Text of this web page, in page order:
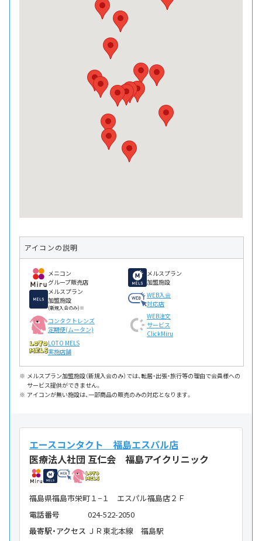
アイコンの説明
メニコン
グループ販売店
メルスプラン
加盟施設
メルスプラン
加盟施設
(新規入会のみ)※
WEB入会
対応店
コンタクトレンズ
定期便(ムータン)
WEB注文
サービス
ClickMiru
LOTO MELS
実施店舗
メルスプラン加盟施設（新規入会のみ）では、転居・出張・旅行等の理由で会員様への
サービス提供ができません。
アイコンが無い施設は、一部商品の販売のみの対応となります。
エースコンタクト 福島エスパル店
医療法人社団 互仁会 福島アイクリニック
福島県福島市栄町１−１ エスパル福島店２Ｆ
電話番号
024-522-2050
最寄駅・アクセス ＪＲ東北本線 福島駅